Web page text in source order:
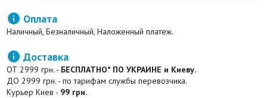
 Оплата
Наличный, Безналичный, Наложенный платеж.
 Доставка
ОТ 2999 грн. - БЕСПЛАТНО* ПО УКРАИНЕ и Киеву.
ДО 2999 грн. - по тарифам службы перевозчика.
Курьер Киев - 99 грн.